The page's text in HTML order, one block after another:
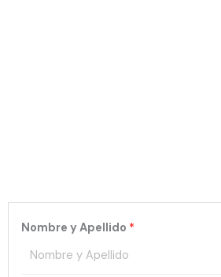
Nombre y Apellido *